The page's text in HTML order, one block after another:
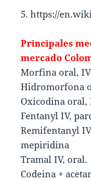
5. https://
Principales
mercado
Morfina oral, IV
Hidromorfona
Oxicodina oral,
Fentanyl IV,
Remifentanyl IV
mepiridina
Tramal IV, oral.
Codeina +